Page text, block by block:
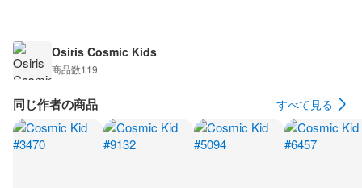
Osiris Cosmic Kids
商品数119
同じ作者の商品 すべて見る